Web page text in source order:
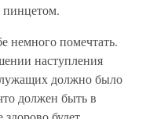
пинцетом.
немного помечтать.
наступления
должно было
должен быть в